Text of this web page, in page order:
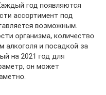
год появляются
ассортимент под
возможным.
организма, количество
алкоголя и посадкой за
на 2021 год для
он может